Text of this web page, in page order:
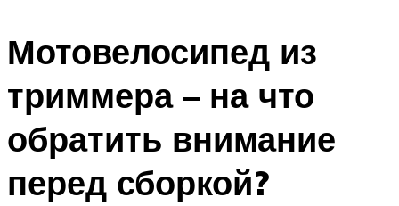
Мотовелосипед из
триммера – на что
обратить внимание
перед сборкой?